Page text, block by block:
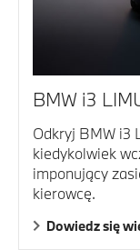
BMW i3
Odkryj BMW i3
kiedykolwiek
imponujący
kierowcę.
Dowiedz się